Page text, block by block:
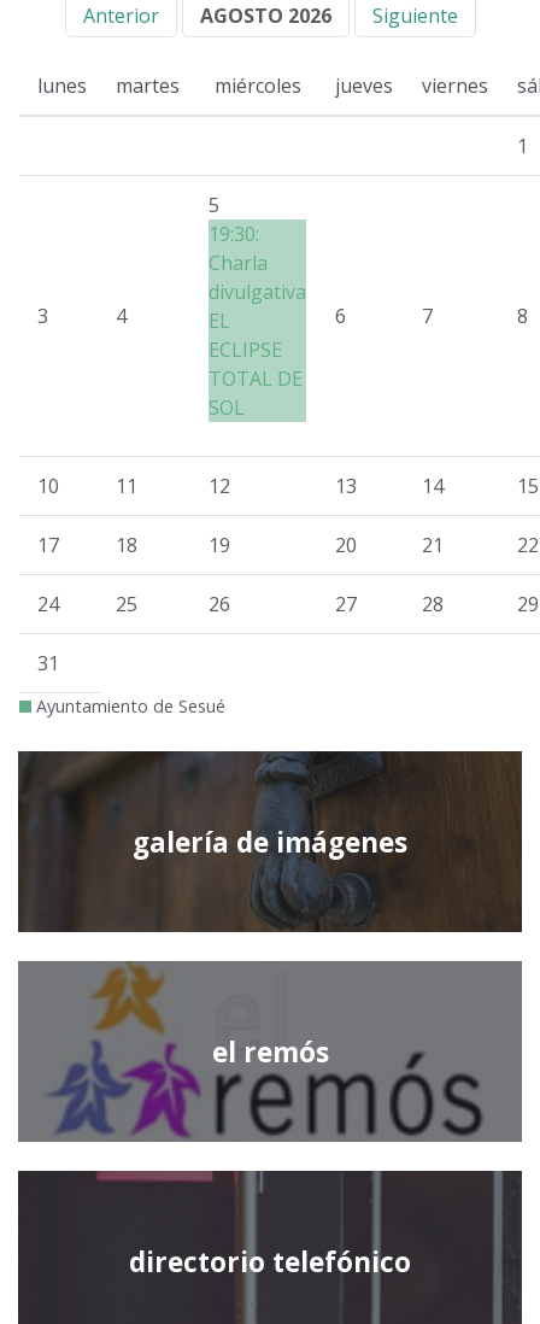
Anterior AGOSTO 2026 Siguiente
lunes martes miércoles jueves viernes
1
3 4
5
19:30:
Charla
divulgativa
EL
ECLIPSE
TOTAL DE
SOL
6 7 8
10 11 12 13 14 15
17 18 19 20 21 22
24 25 26 27 28 29
31
Ayuntamiento de Sesué
galería de imágenes
el remós
directorio telefónico